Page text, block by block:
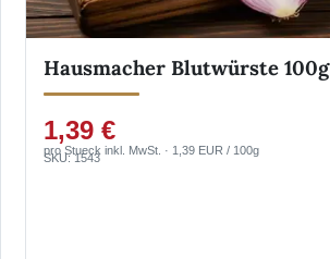
Hausmacher Blutwürste 100g
1,39 €
pro Stueck inkl. MwSt. · 1,39 EUR / 100g
SKU: 1543